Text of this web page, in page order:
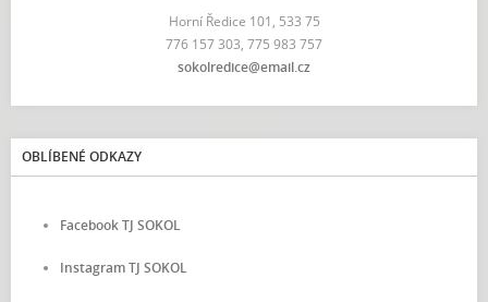
Horní Ředice 101, 533 75
776 157 303, 775 983 757
sokolredice@email.cz
OBLÍBENÉ ODKAZY
Facebook TJ SOKOL
Instagram TJ SOKOL